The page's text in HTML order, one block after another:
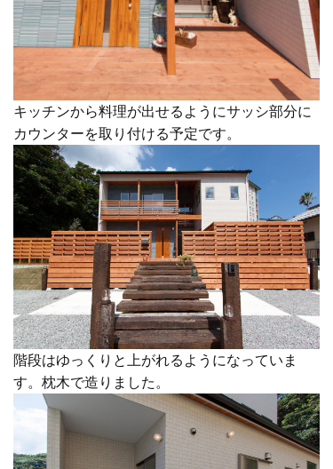
キッチンから料理が出せるようにサッシ部分に
カウンターを取り付ける予定です。
階段はゆっくりと上がれるようになっていま
す。枕木で造りました。